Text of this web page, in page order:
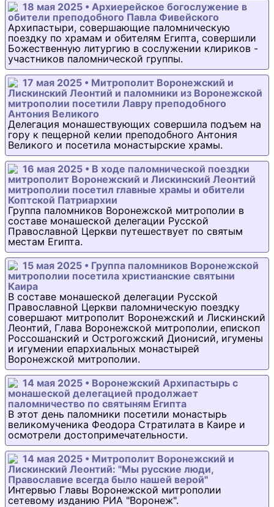
18 мая 2025 • Архиерейское богослужение в
обители преподобного Павла Фивейского
Архипастыри, совершающие паломническую
поездку по храмам и обителям Египта, совершили
Божественную литургию в сослужении клириков -
участников паломнической группы.
17 мая 2025 • Митрополит Воронежский и
Лискинский Леонтий и паломники из Воронежской
митрополии посетили Лавру преподобного
Антония Великого
Делегация монашествующих совершила подъем на
гору к пещерной келии преподобного Антония
Великого и посетила монастырские храмы.
16 мая 2025 • В ходе паломнической поездки
митрополит Воронежский и Лискинский Леонтий
митрополии посетил главные храмы и обители
Коптской Патриархии
Группа паломников Воронежской митрополии в
составе монашеской делегации Русской
Православной Церкви путешествует по святым
местам Египта.
15 мая 2025 • Группа паломников Воронежской
митрополии посетила христианские святыни
Каира
В составе монашеской делегации Русской
Православной Церкви паломническую поездку
совершают митрополит Воронежский и Лискинский
Леонтий, Глава Воронежской митрополии, епископ
Россошанский и Острогожский Дионисий, игумены
и игумении епархиальных монастырей
Воронежской митрополии.
14 мая 2025 • Воронежский Архипастырь с
монашеской делегацией продолжает
паломничество по святыням Египта
В этот день паломники посетили монастырь
великомученика Феодора Стратилата в Каире и
осмотрели достопримечательности.
14 мая 2025 • Митрополит Воронежский и
Лискинский Леонтий: "Мы русские люди,
Православие всегда было нашей верой"
Интервью Главы Воронежской митрополии
сетевому изданию РИА "Воронеж".